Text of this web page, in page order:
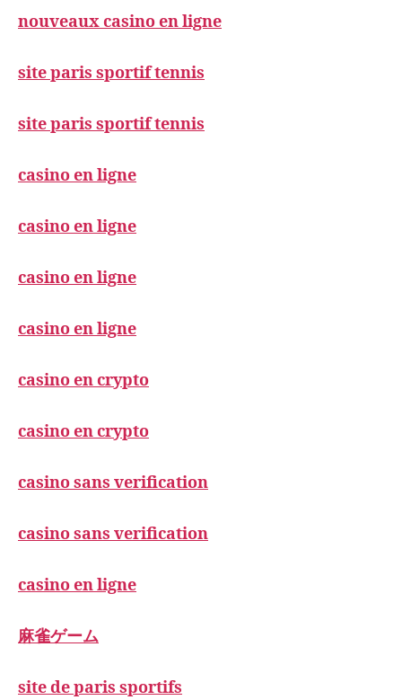
nouveaux casino en ligne
site paris sportif tennis
site paris sportif tennis
casino en ligne
casino en ligne
casino en ligne
casino en ligne
casino en crypto
casino en crypto
casino sans verification
casino sans verification
casino en ligne
麻雀ゲーム
site de paris sportifs